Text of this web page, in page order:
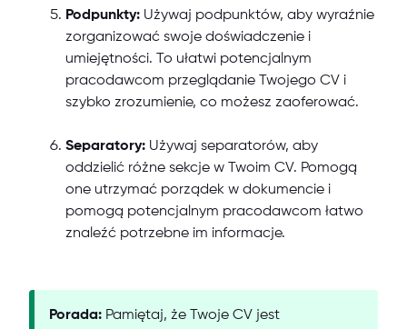
Podpunkty: Używaj podpunktów, aby wyraźnie
zorganizować swoje doświadczenie i
umiejętności. To ułatwi potencjalnym
pracodawcom przeglądanie Twojego CV i
szybko zrozumienie, co możesz zaoferować.
Separatory: Używaj separatorów, aby
oddzielić różne sekcje w Twoim CV. Pomogą
one utrzymać porządek w dokumencie i
pomogą potencjalnym pracodawcom łatwo
znaleźć potrzebne im informacje.
Porada: Pamiętaj, że Twoje CV jest